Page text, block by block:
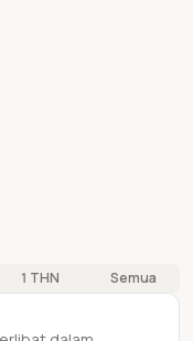
1 THN Semua